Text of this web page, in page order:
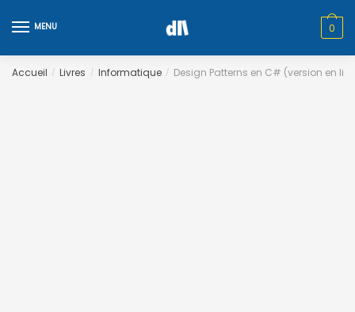
to
to
MENU 0
Accueil / Livres / Informatique / Design Patterns en C# (version en